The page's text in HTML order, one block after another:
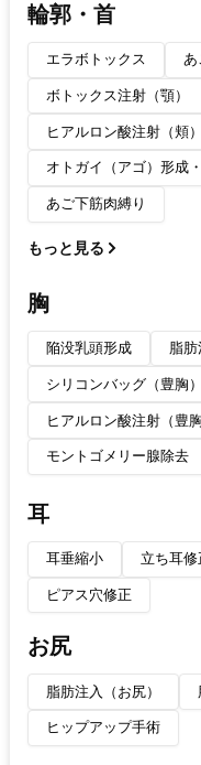
輪郭・首
エラボトックス あ
ボトックス注射（顎）
ヒアルロン酸注射（頬）
オトガイ（アゴ）形成
あご下筋肉縛り
もっと見る
胸
陥没乳頭形成 脂肪
シリコンバッグ（豊胸）
ヒアルロン酸注射（豊胸
モントゴメリー腺除去
耳
耳垂縮小 立ち耳修
ピアス穴修正
お尻
脂肪注入（お尻）
ヒップアップ手術